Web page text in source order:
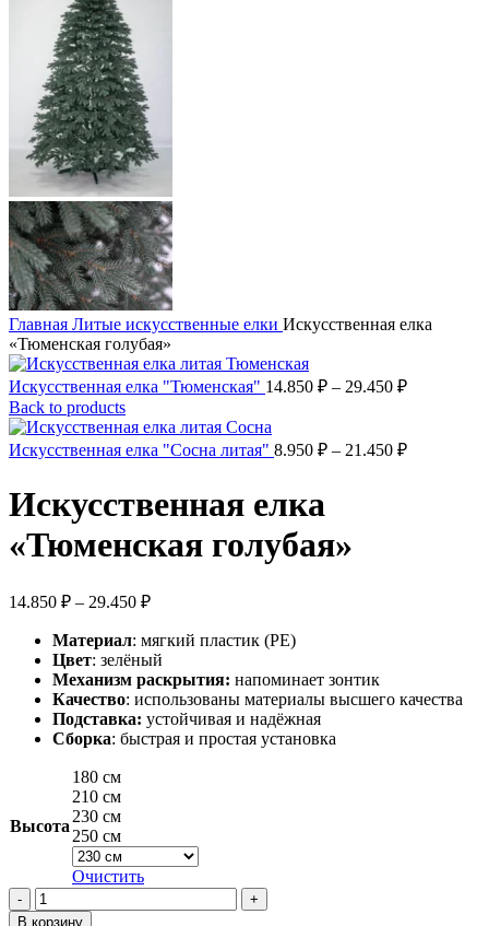
Главная Литые искусственные елки Искусственная елка
«Тюменская голубая»
Искусственная елка "Тюменская" 14.850 ₽ – 29.450 ₽Диапазон
–
Back to products
Искусственная елка "Сосна литая" 8.950 ₽ – 21.450 ₽Диапазон
Искусственная елка
«Тюменская голубая»
14.850 ₽ – 29.450 ₽Диапазон
14.850 ₽
–
29.450 ₽
Материал: мягкий пластик (PE)
Цвет: зелёный
Механизм раскрытия: напоминает зонтик
Качество: использованы материалы высшего качества
Подставка: устойчивая и надёжная
Сборка: быстрая и простая установка
Высота
180 см
210 см
230 см
250 см
Очистить
Количество
товара
В корзину